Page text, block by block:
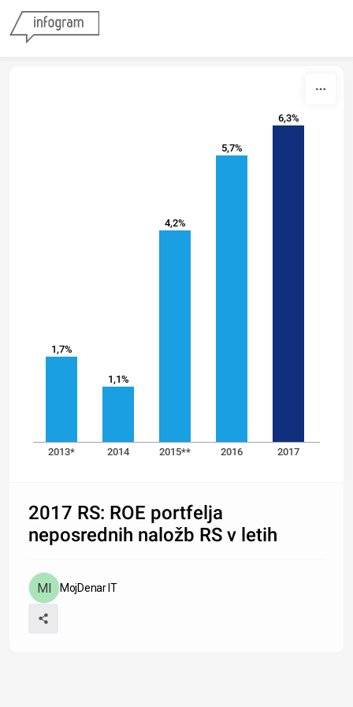
2013* 2014 2015** 2016 2017
1,7%
1,1%
4,2%
5,7%
6,3%
2017 RS: ROE portfelja
neposrednih naložb RS v letih
MojDenar IT